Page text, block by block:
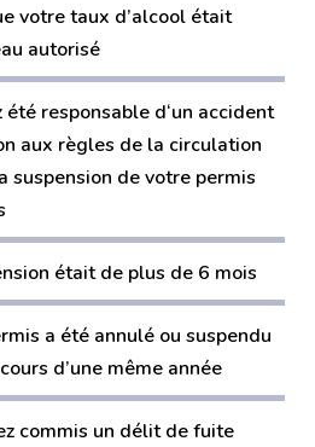
votre taux d’alcool était
autorisé
été responsable d‘un accident
aux règles de la circulation
suspension de votre permis
était de plus de 6 mois
a été annulé ou suspendu
d’une même année
commis un délit de fuite